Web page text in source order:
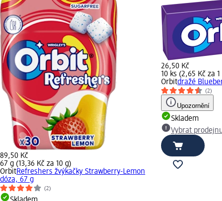
89,50 Kč
67 g (13,36 Kč za 10 g)
OrbitRefreshers žvýkačky Strawberry-Lemon
dóza, 67 g
(2)
26,50 Kč
10 ks (2,65 Kč za 1
Orbitdražé
(2)
Upozornění
Skladem
Vybrat